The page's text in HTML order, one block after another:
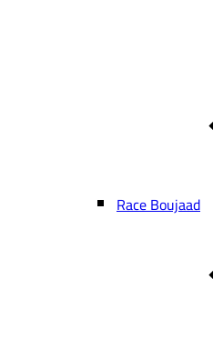
Race Boujaad